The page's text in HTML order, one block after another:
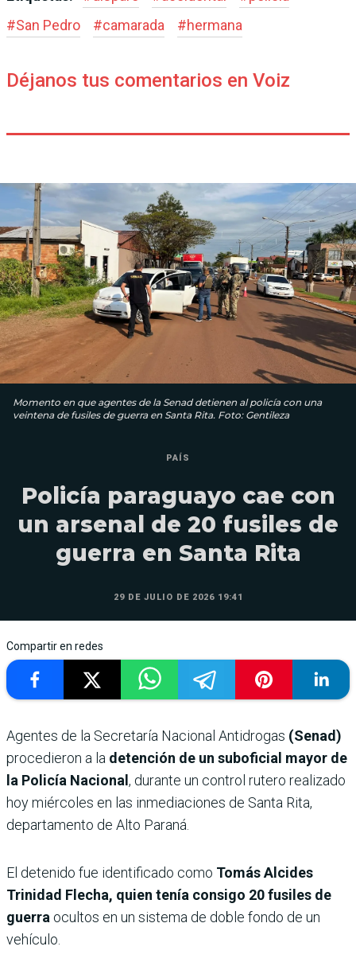
#San Pedro #camarada #hermana
Déjanos tus comentarios en Voiz
Momento en que agentes de la Senad detienen al policía con una
veintena de fusiles de guerra en Santa Rita. Foto: Gentileza
PAÍS
Policía paraguayo cae con
un arsenal de 20 fusiles de
guerra en Santa Rita
29 DE JULIO DE 2026 19:41
Compartir en redes
Agentes de la Secretaría Nacional Antidrogas (Senad)
procedieron a la detención de un suboficial mayor de
la Policía Nacional, durante un control rutero realizado
hoy miércoles en las inmediaciones de Santa Rita,
departamento de Alto Paraná.
El detenido fue identificado como Tomás Alcides
Trinidad Flecha, quien tenía consigo 20 fusiles de
guerra ocultos en un sistema de doble fondo de un
vehículo.